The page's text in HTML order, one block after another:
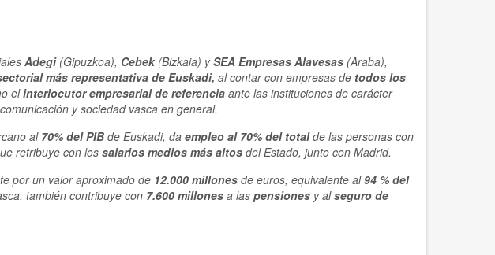
Adegi (Gipuzkoa), Cebek(Bizkaia) ySEA Empresas Alavesas (Araba),
más representativa de Euskadi, al contar con empresas de todos los
elinterlocutor empresarial de referencia ante las instituciones de carácter
y sociedad vasca en general.
al 70% del PIBde Euskadi, da empleo al 70% del totalde las personas con
retribuye con lossalarios medios más altosdel Estado, junto con Madrid.
por un valor aproximado de 12.000 millones de euros, equivalente al94 % del
también contribuye con 7.600 millonesa las pensionesy alseguro de